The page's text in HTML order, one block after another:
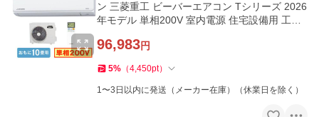
ン 三菱重工 ビーバーエアコン Tシリーズ 2026
年モデル 単相200V 室内電源 住宅設備用 工事
96,983円
5% （4,450pt）
1〜3日以内に発送（メーカー在庫）（休業日を除く）